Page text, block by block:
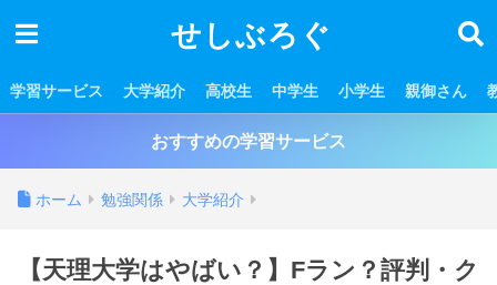
せしぶろぐ
学習サービス 大学紹介 高校生 中学生 小学生 親御さん
おすすめの学習サービス
ホーム 勉強関係 大学紹介
【天理大学はやばい？】Fラン？評判・ク